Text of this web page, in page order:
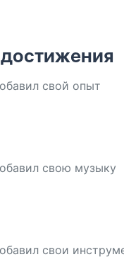
свой опыт
свою музыку
свои